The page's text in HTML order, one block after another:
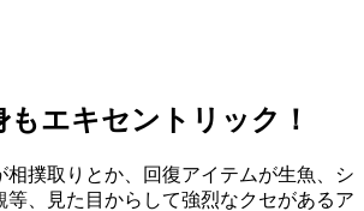
もエキセントリック！
相撲取りとか、回復アイテムが生魚、シ
等、見た目からして強烈なクセがあるア